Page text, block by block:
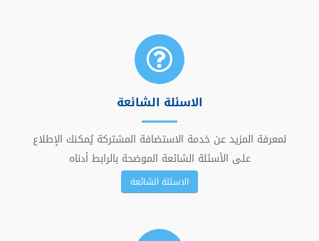
الاسئلة الشائعة
لمعرفة المزيد عن خدمة الاستضافة المشتركة يُمكنك الإطلاع
على الأسئلة الشائعة الموضحة بالرابط أدناه
الاسئلة الشائعة